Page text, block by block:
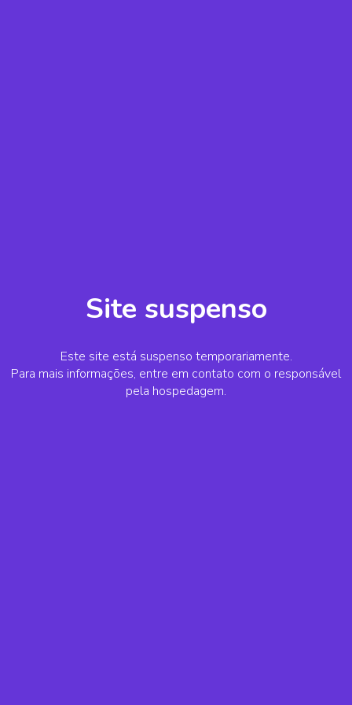
Site suspenso
Este site está suspenso temporariamente.
Para mais informações, entre em contato com o responsável
pela hospedagem.